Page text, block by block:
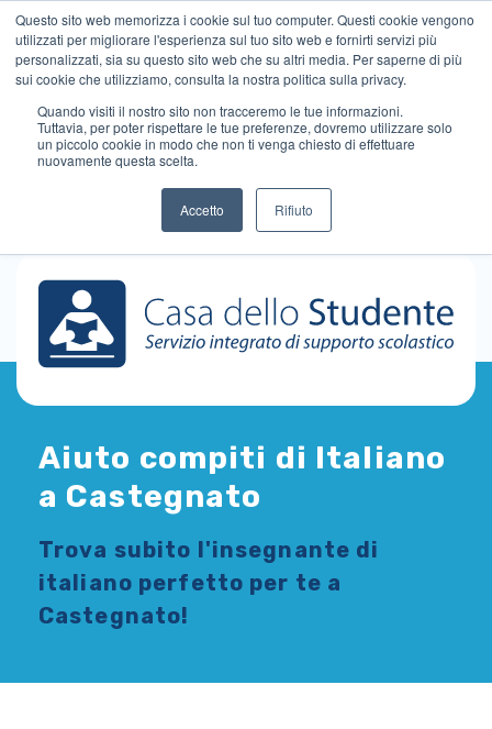
Questo sito web memorizza i cookie sul tuo computer. Questi cookie vengono
utilizzati per migliorare l'esperienza sul tuo sito web e fornirti servizi più
personalizzati, sia su questo sito web che su altri media. Per saperne di più
sui cookie che utilizziamo, consulta la nostra politica sulla privacy.
Quando visiti il ​​nostro sito non tracceremo le tue informazioni.
Tuttavia, per poter rispettare le tue preferenze, dovremo utilizzare solo
un piccolo cookie in modo che non ti venga chiesto di effettuare
nuovamente questa scelta.
Accetto Rifiuto
Aiuto compiti di Italiano
a Castegnato
Trova subito l'insegnante di
italiano perfetto per te a
Castegnato!